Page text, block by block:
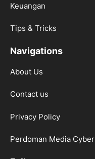
Keuangan
Tips & Tricks
Navigations
About Us
Contact us
Privacy Policy
Perdoman Media Cyber